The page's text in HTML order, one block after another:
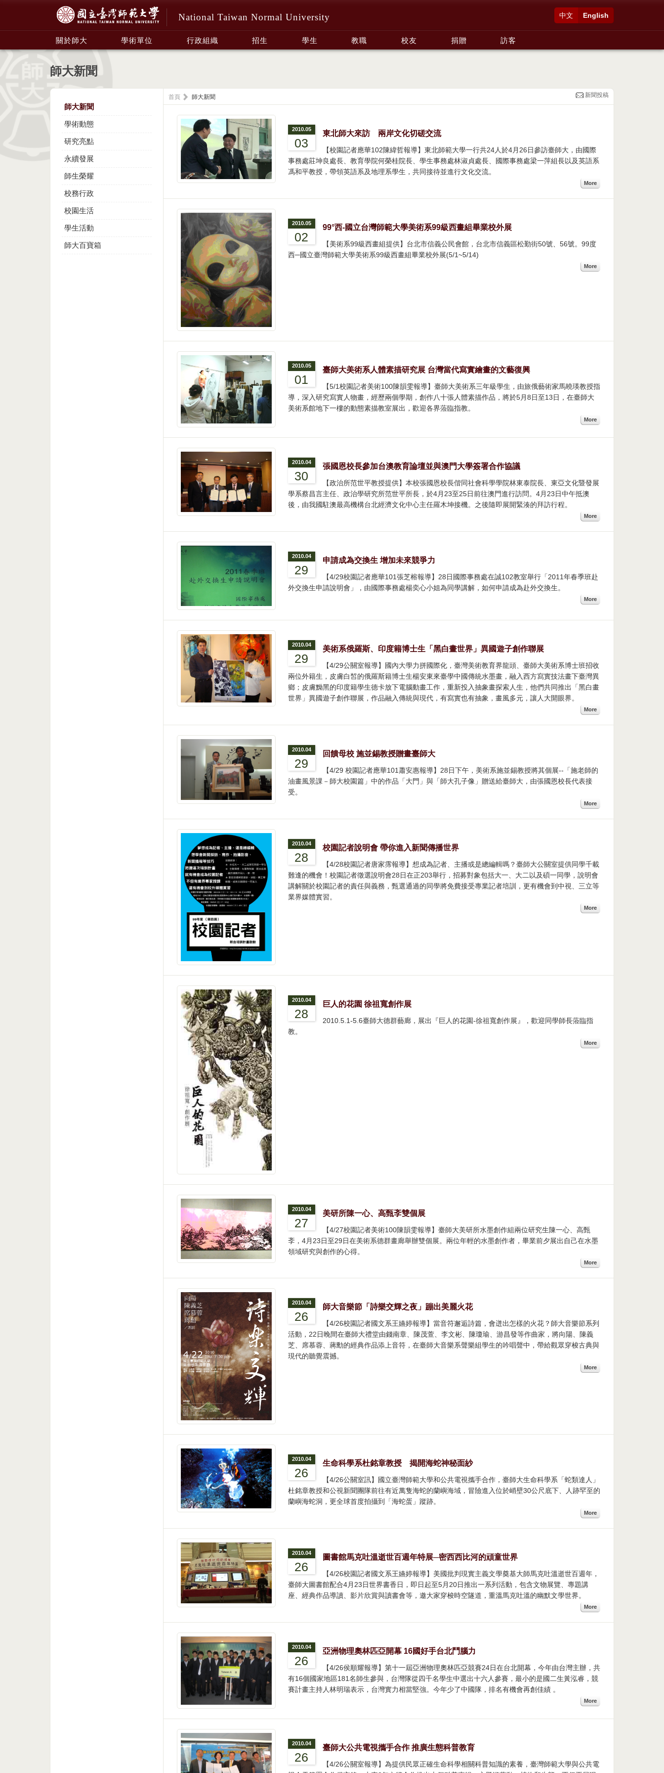
National Taiwan Normal University English
中文
關於師大 學術單位 行政組織 招生 學生 教職 校友 捐贈 訪客
師大新聞
師大新聞
學術動態
研究亮點
永續發展
師生榮耀
校務行政
校園生活
學生活動
師大百寶箱
首頁 師大新聞 新聞投稿
2010.05
03
東北師大來訪 兩岸文化切磋交流
【校園記者應華102陳緯哲報導】東北師範大學一行共24人於4月26日參訪臺師大，由國際
事務處莊坤良處長、教育學院何榮桂院長、學生事務處林淑貞處長、國際事務處梁一萍組長以及英語系
馮和平教授，帶領英語系及地理系學生，共同接待並進行文化交流。
More
2010.05
02
99°西-國立台灣師範大學美術系99級西畫組畢業校外展
【美術系99級西畫組提供】台北市信義公民會館，台北市信義區松勤街50號、56號。99度
西─國立臺灣師範大學美術系99級西畫組畢業校外展(5/1~5/14)
More
2010.05
01
臺師大美術系人體素描研究展 台灣當代寫實繪畫的文藝復興
【5/1校園記者美術100陳韻雯報導】臺師大美術系三年級學生，由旅俄藝術家馬曉瑛教授指
導，深入研究寫實人物畫，經歷兩個學期，創作八十張人體素描作品，將於5月8日至13日，在臺師大
美術系館地下一樓的動態素描教室展出，歡迎各界蒞臨指教。
More
2010.04
30
張國恩校長參加台澳教育論壇並與澳門大學簽署合作協議
【政治所范世平教授提供】本校張國恩校長偕同社會科學學院林東泰院長、東亞文化暨發展
學系蔡昌言主任、政治學研究所范世平所長，於4月23至25日前往澳門進行訪問。4月23日中午抵澳
後，由我國駐澳最高機構台北經濟文化中心主任羅木坤接機。之後隨即展開緊湊的拜訪行程。
More
2010.04
29
申請成為交換生 增加未來競爭力
【4/29校園記者應華101張芝榕報導】28日國際事務處在誠102教室舉行「2011年春季班赴
外交換生申請說明會」，由國際事務處楊奕心小姐為同學講解，如何申請成為赴外交換生。
More
2010.04
29
美術系俄羅斯、印度籍博士生「黑白畫世界」異國遊子創作聯展
【4/29公關室報導】國內大學力拼國際化，臺灣美術教育界龍頭、臺師大美術系博士班招收
兩位外籍生，皮膚白皙的俄羅斯籍博士生楊安東來臺學中國傳統水墨畫，融入西方寫實技法畫下臺灣異
鄉；皮膚黝黑的印度籍學生德卡放下電腦動畫工作，重新投入抽象畫探索人生，他們共同推出「黑白畫
世界」異國遊子創作聯展，作品融入傳統與現代，有寫實也有抽象，畫風多元，讓人大開眼界。
More
2010.04
29
回饋母校 施並錫教授贈畫臺師大
【4/29 校園記者應華101蕭安惠報導】28日下午，美術系施並錫教授將其個展--「施老師的
油畫風景課－師大校園篇」中的作品「大門」與「師大孔子像」贈送給臺師大，由張國恩校長代表接
受。
More
2010.04
28
校園記者說明會 帶你進入新聞傳播世界
【4/28校園記者唐家霈報導】想成為記者、主播或是總編輯嗎？臺師大公關室提供同學千載
難逢的機會！校園記者徵選說明會28日在正203舉行，招募對象包括大一、大二以及碩一同學，說明會
講解關於校園記者的責任與義務，甄選通過的同學將免費接受專業記者培訓，更有機會到中視、三立等
業界媒體實習。
More
2010.04
28
巨人的花園 徐祖寬創作展
2010.5.1-5.6臺師大德群藝廊，展出『巨人的花園-徐祖寬創作展』，歡迎同學師長蒞臨指
教。
More
2010.04
27
美研所陳一心、高甄斈雙個展
【4/27校園記者美術100陳韻雯報導】臺師大美研所水墨創作組兩位研究生陳一心、高甄
斈，4月23日至29日在美術系德群畫廊舉辦雙個展。兩位年輕的水墨創作者，畢業前夕展出自己在水墨
領域研究與創作的心得。
More
2010.04
26
師大音樂節「詩樂交輝之夜」蹦出美麗火花
【4/26校園記者國文系王嬿婷報導】當音符邂逅詩篇，會迸出怎樣的火花？師大音樂節系列
活動，22日晚間在臺師大禮堂由錢南章、陳茂萱、李文彬、陳瓊瑜、游昌發等作曲家，將向陽、陳義
芝、席慕蓉、蔣勳的經典作品添上音符，在臺師大音樂系聲樂組學生的吟唱聲中，帶給觀眾穿梭古典與
現代的聽覺震撼。
More
2010.04
26
生命科學系杜銘章教授 揭開海蛇神秘面紗
【4/26公關室訊】國立臺灣師範大學和公共電視攜手合作，臺師大生命科學系「蛇類達人」
杜銘章教授和公視新聞團隊前往有近萬隻海蛇的蘭嶼海域，冒險進入位於峭壁30公尺底下、人跡罕至的
蘭嶼海蛇洞，更全球首度拍攝到「海蛇蛋」蹤跡。
More
2010.04
26
圖書館馬克吐溫逝世百週年特展─密西西比河的頑童世界
【4/26校園記者國文系王嬿婷報導】美國批判現實主義文學奠基大師馬克吐溫逝世百週年，
臺師大圖書館配合4月23日世界書香日，即日起至5月20日推出一系列活動，包含文物展覽、專題講
座、經典作品導讀、影片欣賞與讀書會等，邀大家穿梭時空隧道，重溫馬克吐溫的幽默文學世界。
More
2010.04
26
亞洲物理奧林匹亞開幕 16國好手台北鬥腦力
【4/26侯順耀報導】第十一屆亞洲物理奧林匹亞競賽24日在台北開幕，今年由台灣主辦，共
有16個國家地區181名師生參與，台灣隊從四千名學生中選出十六人參賽，最小的是國二生黃泓睿，競
賽計畫主持人林明瑞表示，台灣實力相當堅強。今年少了中國隊，排名有機會再創佳績 。
More
2010.04
26
臺師大公共電視攜手合作 推廣生態科普教育
【4/26公關室報導】為提供民眾正確生命科學相關科普知識的素養，臺灣師範大學與公共電